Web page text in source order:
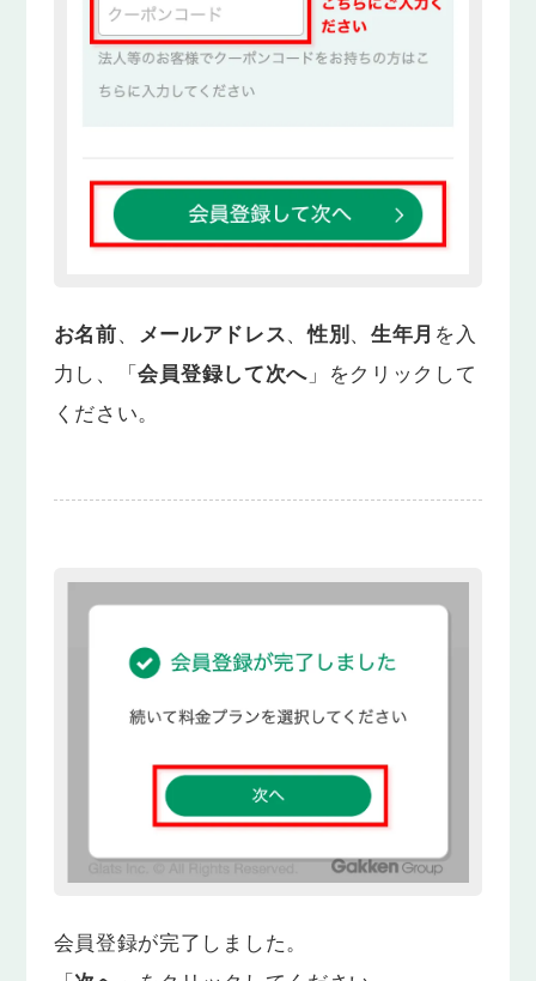
お名前、 メールアドレス、性別、 生年月 を入
力し、「会員登録して次へ」をクリックして
ください。
会員登録が完了しました。